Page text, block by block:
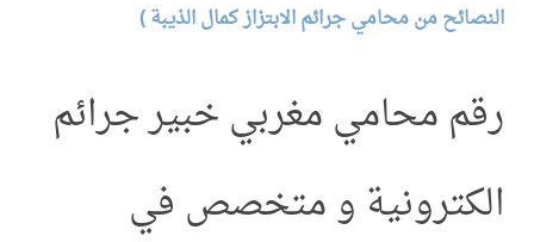
النصائح من محامي جرائم الابتزاز كمال الذيبة )
رقم محامي مغربي خبير جرائم
الكترونية و متخصص في